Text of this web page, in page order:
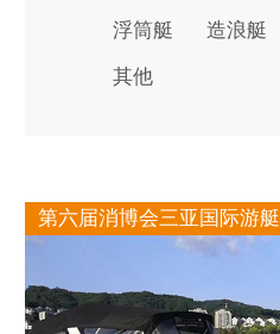
浮筒艇 造浪艇
其他
第六届消博会三亚国际游